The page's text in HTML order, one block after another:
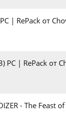
| RePack от
PC | RePack от
- The Feast